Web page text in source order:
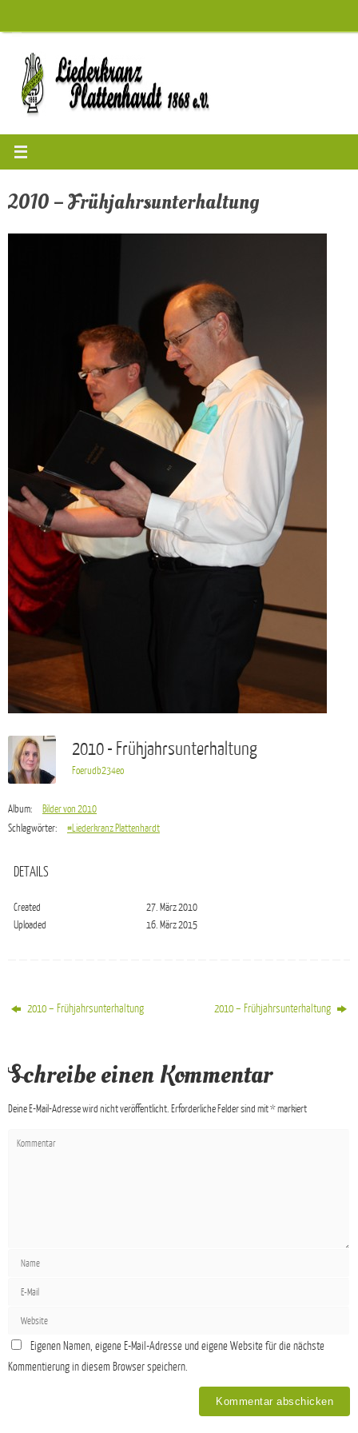
Inhalt
springen
2010 – Frühjahrsunterhaltung
2010 - Frühjahrsunterhaltung
Foerudb234eo
Album:
Bilder von 2010
Schlagwörter:
#Liederkranz Plattenhardt
DETAILS
Created
27. März 2010
Uploaded
16. März 2015
2010 – Frühjahrsunterhaltung 2010 – Frühjahrsunterhaltung
Schreibe einen Kommentar
Deine E-Mail-Adresse wird nicht veröffentlicht. Erforderliche Felder sind mit*markiert
Eigenen Namen, eigene E-Mail-Adresse und eigene Website für die nächste
Kommentierung in diesem Browser speichern.